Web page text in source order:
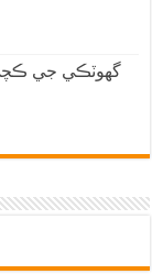
گهوٽڪي جي